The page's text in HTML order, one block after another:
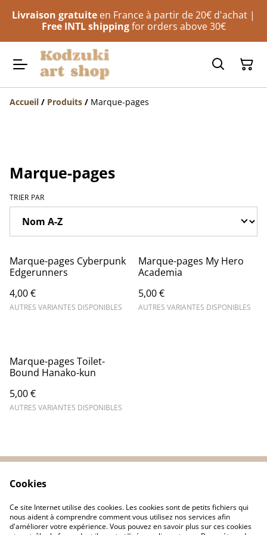
Livraison gratuite en France à partir de 20€ d'achat |
Free INTL shippingfor orders above 30€
Accueil / Produits / Marque-pages
Marque-pages
TRIER PAR
Marque-pages Cyberpunk
Edgerunners
4,00 €
AUTRES VARIANTES DISPONIBLES
Marque-pages My Hero
Academia
5,00 €
AUTRES VARIANTES DISPONIBLES
Marque-pages Toilet-
Bound Hanako-kun
5,00 €
AUTRES VARIANTES DISPONIBLES
Politique de
confidentialité
Politique de cookies
Cookies
Ce site Internet utilise des cookies. Les cookies sont de petits fichiers qui
nous aident à comprendre comment vous utilisez nos services afin
d'améliorer votre expérience. Vous pouvez en savoir plus sur ces cookies